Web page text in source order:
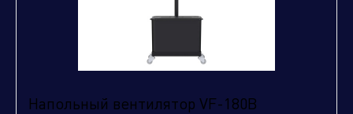
Напольный вентилятор VF-180B